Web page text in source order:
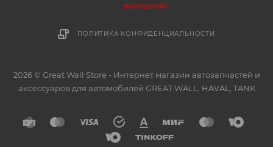
выходной)
ПОЛИТИКА КОНФИДЕНЦИАЛЬНОСТИ
2026 © Great Wall Store - Интернет магазин автозапчастей и
аксессуаров для автомобилей GREAT WALL, HAVAL, TANK